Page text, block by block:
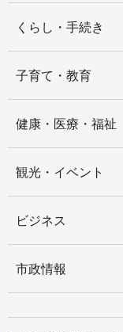
くらし・手続き
子育て・教育
健康・医療・福祉
観光・イベント
ビジネス
市政情報